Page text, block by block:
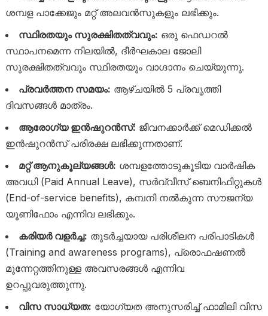
ശമ്പള പാക്കേജും മറ്റ് അലവൻസുകളും ലഭിക്കും.
സ്ഥിരതയും സുരക്ഷിതത്വവും: ഒരു ഫെഡറൽ
സ്ഥാപനമെന്ന നിലയിൽ, ദീർഘകാല ജോലി
സുരക്ഷിതത്വവും സ്ഥിരതയും വാഗ്ദാനം ചെയ്യുന്നു.
പ്രവർത്തന സമയം: ആഴ്ചയിൽ 5 പ്രവൃത്തി
ദിവസങ്ങൾ മാത്രം.
ആരോഗ്യ ഇൻഷുറൻസ്: ജീവനക്കാർക്ക് മെഡിക്കൽ
ഇൻഷുറൻസ് പരിരക്ഷ ലഭിക്കുന്നതാണ്.
മറ്റ് ആനുകൂല്യങ്ങൾ: ശമ്പളത്തോടുകൂടിയ വാർഷിക
അവധി (Paid Annual Leave), സർവ്വീസ് ബെനിഫിറ്റുകൾ
(End-of-service benefits), കമ്പനി നൽകുന്ന സൗജന്യ
യൂണിഫോം എന്നിവ ലഭിക്കും.
കരിയർ വളർച്ച: തുടർച്ചയായ പരിശീലന പരിപാടികൾ
(Training and awareness programs), പ്രൊഫഷണൽ
മുന്നേറ്റത്തിനുള്ള അവസരങ്ങൾ എന്നിവ
ഉറപ്പുവരുത്തുന്നു.
വിസ സാധ്യത: യോഗ്യത അനുസരിച്ച് ഫാമിലി വിസ